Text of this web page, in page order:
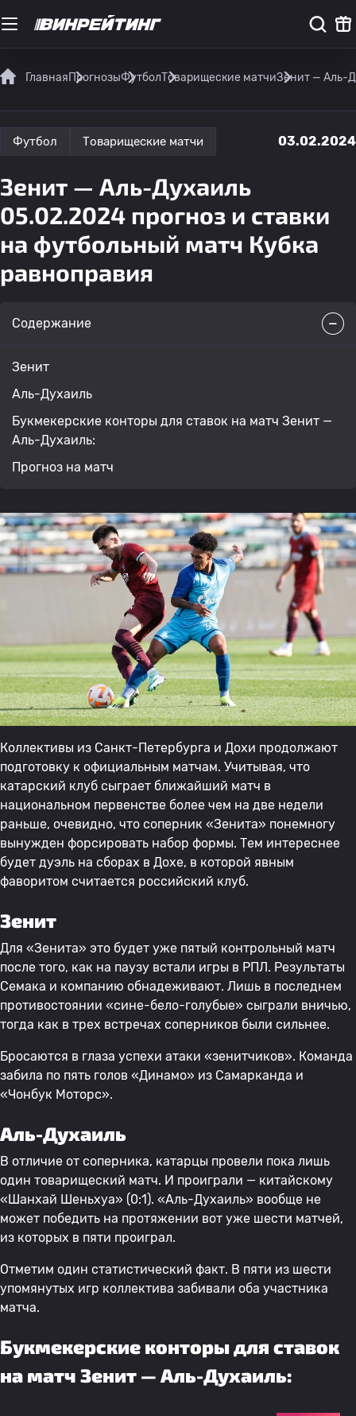
ГлавнаяПрогнозыФутболТоварищеские матчиЗенит — Аль-
Футбол Товарищеские матчи 03.02.2024
Зенит — Аль-Духаиль
05.02.2024 прогноз и ставки
на футбольный матч Кубка
равноправия
Содержание
Зенит
Аль-Духаиль
Букмекерские конторы для ставок на матч Зенит —
Аль-Духаиль:
Прогноз на матч
Коллективы из Санкт-Петербурга и Дохи продолжают
подготовку к официальным матчам. Учитывая, что
катарский клуб сыграет ближайший матч в
национальном первенстве более чем на две недели
раньше, очевидно, что соперник «Зенита» понемногу
вынужден форсировать набор формы. Тем интереснее
будет дуэль на сборах в Дохе, в которой явным
фаворитом считается российский клуб.
Зенит
Для «Зенита» это будет уже пятый контрольный матч
после того, как на паузу встали игры в РПЛ. Результаты
Семака и компанию обнадеживают. Лишь в последнем
противостоянии «сине-бело-голубые» сыграли вничью,
тогда как в трех встречах соперников были сильнее.
Бросаются в глаза успехи атаки «зенитчиков». Команда
забила по пять голов «Динамо» из Самарканда и
«Чонбук Моторс».
Аль-Духаиль
В отличие от соперника, катарцы провели пока лишь
один товарищеский матч. И проиграли — китайскому
«Шанхай Шеньхуа» (0:1). «Аль-Духаиль» вообще не
может победить на протяжении вот уже шести матчей,
из которых в пяти проиграл.
Отметим один статистический факт. В пяти из шести
упомянутых игр коллектива забивали оба участника
матча.
Букмекерские конторы для ставок
на матч Зенит — Аль-Духаиль: